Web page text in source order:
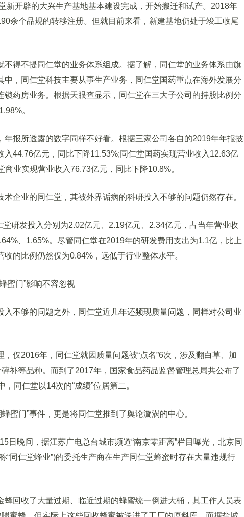
开辟的大兴生产基地基本建设完成，开始搬迁和试产。2018年
余个品规的转移注册。但就目前来看，新建基地仍处于竣工收尾
得不提同仁堂的业务体系组成。据了解，同仁堂的业务体系由旗
中，同仁堂科技主要从事生产业务，同仁堂国药重点在海外发展分
锁药房业务。根据天眼查显示，同仁堂在三大子公司的持股比例分
。
报所透露的数字同样不好看。根据三家公司各自的2019年年报披
入44.76亿元，同比下降11.53%;同仁堂国药实现营业收入12.63亿
商业实现营业收入76.73亿元，同比下降10.8%。
业的同仁堂，其被外界诟病的科研投入不够的问题仍然存在。
发投入分别为2.02亿元、2.19亿元、2.34亿元，占当年营业收
、1.65%。尽管同仁堂在2019年的研发费用支出为1.1亿，比上
的比例仍然仅为0.84%，远低于行业整体水平。
门”影响不容忽视
不够的问题之外，同仁堂近几年还频现质量问题，同样对公司业
2016年，同仁堂就因质量问题被“点名”6次，涉及翻白草、加
补等品种。而到了2017年，国家食品药品监督管理总局共公布了
同仁堂以14次的“成绩”位居第二。
门”事件，更是将同仁堂推到了舆论漩涡的中心。
晚间，据江苏广电总台城市频道“南京零距离”栏目曝光，北京同
“同仁堂蜂业”)的委托生产商在生产同仁堂蜂蜜时存在大量违规行
回收了大量过期、临近过期的蜂蜜统一倒进大桶，其工作人员表